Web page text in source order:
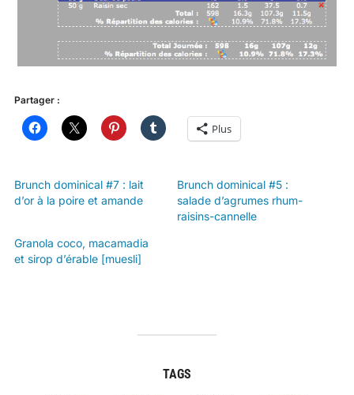
Partager :
Plus
Brunch dominical #7 : lait
d’or à la poire et amande
Brunch dominical #5 :
salade d’agrumes rhum-
raisins-cannelle
Granola coco, macamadia
et sirop d’érable [muesli]
TAGS